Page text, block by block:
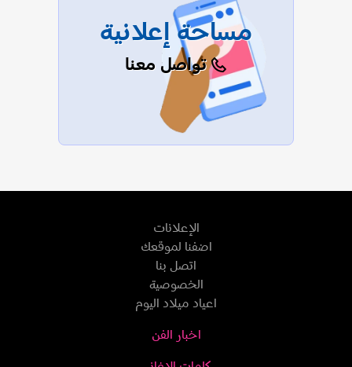
مساحة إعلانية
تواصل معنا
الإعلانات
اضفنا لموقعك
اتصل بنا
الخصوصية
اعياد ميلاد اليوم
اخبار الفن